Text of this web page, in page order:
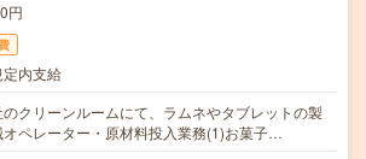
円
内支給
クリーンルームにて、ラムネやタブレットの製
オペレーター・原材料投入業務(1)お菓子…